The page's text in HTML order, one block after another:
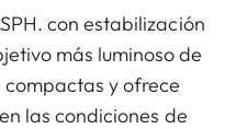
con estabilización
más luminoso de
y ofrece
las condiciones de